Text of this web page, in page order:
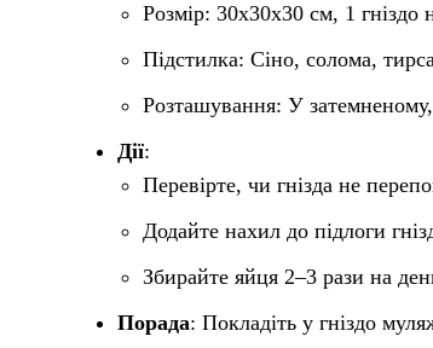
Розмір: 30x30x30 см, 1 гніздо
Підстилка: Сіно, солома,
Розташування: У
Дії:
Перевірте, чи гнізда не
Додайте нахил до підлоги
Збирайте яйця 2–3 рази на
Порада: Покладіть у гніздо